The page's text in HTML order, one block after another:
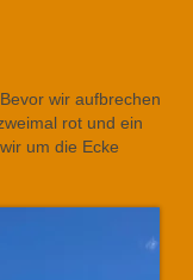
wir aufbrechen
rot und ein
um die Ecke